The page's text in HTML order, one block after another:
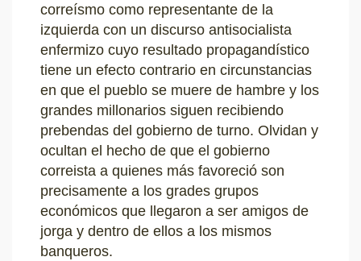
correísmo como representante de la
izquierda con un discurso antisocialista
enfermizo cuyo resultado propagandístico
tiene un efecto contrario en circunstancias
en que el pueblo se muere de hambre y los
grandes millonarios siguen recibiendo
prebendas del gobierno de turno. Olvidan y
ocultan el hecho de que el gobierno
correista a quienes más favoreció son
precisamente a los grades grupos
económicos que llegaron a ser amigos de
jorga y dentro de ellos a los mismos
banqueros.